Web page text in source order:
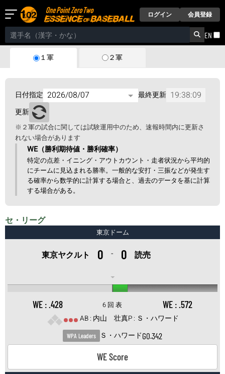
ログイン 会員登録
EN
１軍 ２軍
日付指定 最終更新 19:38:09
更新
※２軍の試合に関しては試験運用中のため、速報時間内に更新さ
れない場合があります
WE（勝利期待値・勝利確率）
特定の点差・イニング・アウトカウント・走者状況から平均的
にチームに見込まれる勝率。一般的な安打・三振などが発生す
る確率から数学的に計算する場合と、過去のデータを基に計算
する場合がある。
セ・リーグ
東京ドーム
東京ヤクルト 0 - 0 読売
.428 6 回 表 .572
内山 壮真 Ｓ・ハワード
WPA Leaders Ｓ・ハワードG0.342
WE Score